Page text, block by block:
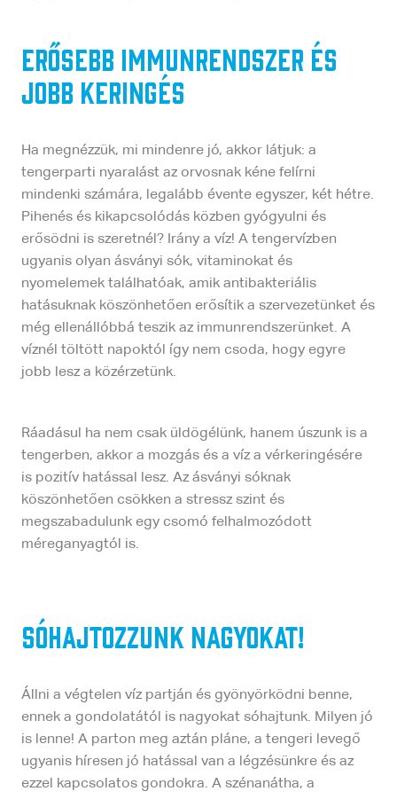
Erősebb immunrendszer és
jobb keringés
Ha megnézzük, mi mindenre jó, akkor látjuk: a
tengerparti nyaralást az orvosnak kéne felírni
mindenki számára, legalább évente egyszer, két hétre.
Pihenés és kikapcsolódás közben gyógyulni és
erősödni is szeretnél? Irány a víz! A tengervízben
ugyanis olyan ásványi sók, vitaminokat és
nyomelemek találhatóak, amik antibakteriális
hatásuknak köszönhetően erősítik a szervezetünket és
még ellenállóbbá teszik az immunrendszerünket. A
víznél töltött napoktól így nem csoda, hogy egyre
jobb lesz a közérzetünk.
Ráadásul ha nem csak üldögélünk, hanem úszunk is a
tengerben, akkor a mozgás és a víz a vérkeringésére
is pozitív hatással lesz. Az ásványi sóknak
köszönhetően csökken a stressz szint és
megszabadulunk egy csomó felhalmozódott
méreganyagtól is.
Sóhajtozzunk nagyokat!
Állni a végtelen víz partján és gyönyörködni benne,
ennek a gondolatától is nagyokat sóhajtunk. Milyen jó
is lenne! A parton meg aztán pláne, a tengeri levegő
ugyanis híresen jó hatással van a légzésünkre és az
ezzel kapcsolatos gondokra. A szénanátha, a